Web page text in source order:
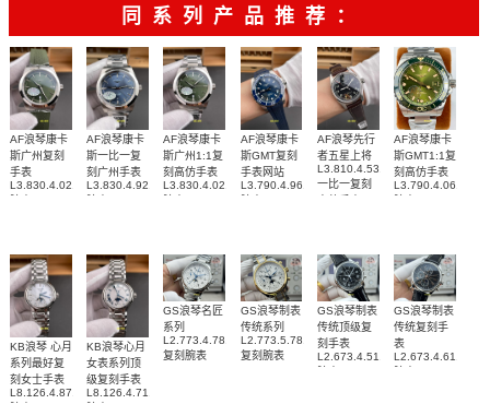
牌/原单
同系列产品推荐：
AF浪琴康卡
斯广州复刻
手表
L3.830.4.02.9
AF浪琴康卡
斯一比一复
刻广州手表
L3.830.4.92.6
AF浪琴康卡
斯广州1:1复
刻高仿手表
L3.830.4.02.6
AF浪琴康卡
斯GMT复刻
手表网站
L3.790.4.96.9
AF浪琴先行
者五星上将
L3.810.4.53.0
一比一复刻
AF浪琴康卡
斯GMT1:1复
刻高仿手表
L3.790.4.06.6
KB浪琴 心月
系列最好复
刻女士手表
L8.126.4.87.6
KB浪琴心月
女表系列顶
级复刻手表
L8.126.4.71.6
GS浪琴名匠
系列
L2.773.4.78.6
复刻腕表
GS浪琴制表
传统系列
L2.773.5.78.7
复刻腕表
GS浪琴制表
传统顶级复
刻手表
L2.673.4.51.7
GS浪琴制表
传统复刻手
表
L2.673.4.61.2